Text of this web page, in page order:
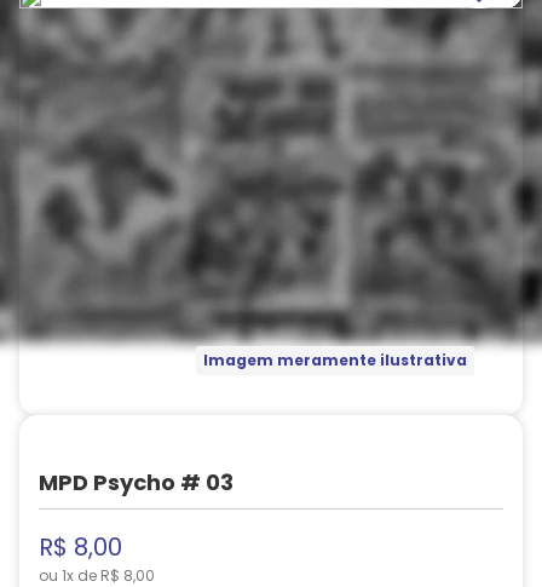
Imagem meramente ilustrativa
MPD Psycho # 03
R$ 8,00
ou 1x de R$ 8,00